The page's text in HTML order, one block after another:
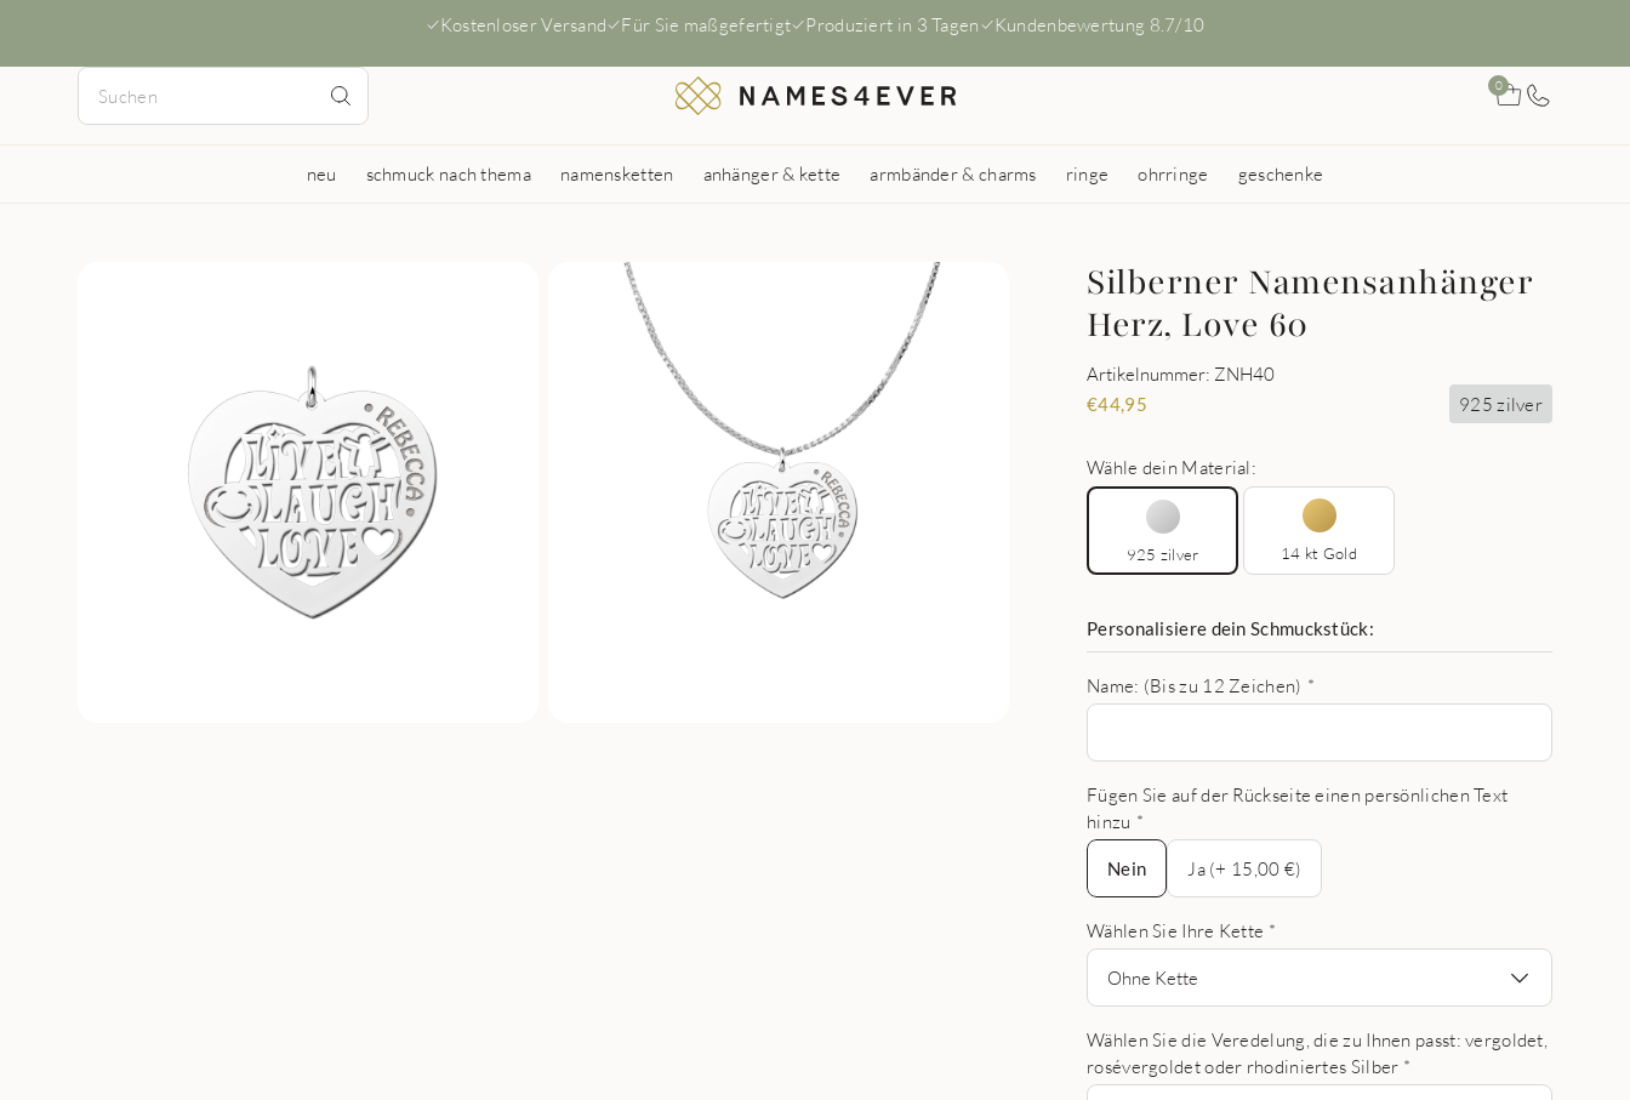
Kostenloser Versand Für Sie maßgefertigt Produziert in 3 Tagen Kundenbewertung 8.7/10
0
neu schmuck nach thema namensketten anhänger & kette armbänder & charms ringe ohrringe geschenke
Silberner Namensanhänger
Herz, Love 60
Artikelnummer: ZNH40
€44,95 925 zilver
Wähle dein Material:
925 zilver 14 kt Gold
Personalisiere dein Schmuckstück:
Name: (Bis zu 12 Zeichen) *
Fügen Sie auf der Rückseite einen persönlichen Text
hinzu *
Nein
Nein
Ja (+ 15,00 €)
Wählen Sie Ihre Kette *
Ohne Kette
Wählen Sie die Veredelung, die zu Ihnen passt: vergoldet,
rosévergoldet oder rhodiniertes Silber *